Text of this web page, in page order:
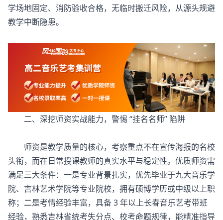
学场地固定、消防验收合格，无临时搬迁风险，从源头规避
教学中断隐患。
二、深挖师资实战能力，警惕 “挂名名师” 陷阱
师资是教学质量的核心，考察重点不在宣传海报的名校
头衔，而在日常授课教师的真实水平与稳定性。优质师资需
满足三大条件：一是专业背景扎实，优先毕业于九大音乐学
院、吉林艺术学院等专业院校，拥有硕博学历或中级以上职
称；二是考情经验丰富，具备 3 年以上长春音乐艺考带班
经验，熟悉吉林省统考失分点、校考命题规律，能精准指导